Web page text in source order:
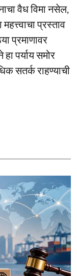
वैध विमा नसेल,
प्रस्ताव
प्रमाणावर
पर्याय समोर
सतर्क राहण्याची